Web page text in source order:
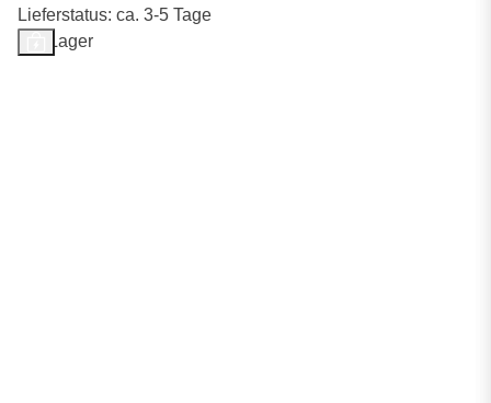
Lieferstatus: ca. 3-5 Tage
Auf Lager